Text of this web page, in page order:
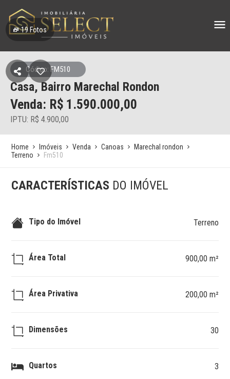
19 Fotos
Código: FM510
Casa, Bairro Marechal Rondon
Venda: R$ 1.590.000,00
IPTU: R$ 4.900,00
Home Imóveis Venda Canoas
Marechal rondon
Terreno
Fm510
CARACTERÍSTICAS DO IMÓVEL
Tipo do Imóvel Terreno
Área Total 900,00 m²
Área Privativa 200,00 m²
Dimensões 30
Quartos 3